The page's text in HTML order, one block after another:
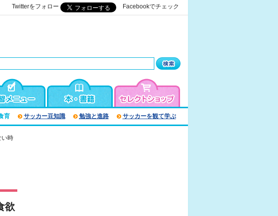
Twitterをフォロー Facebookでチェック
育 サッカー豆知識 勉強と進路 サッカーを観て学ぶ
い時
欲